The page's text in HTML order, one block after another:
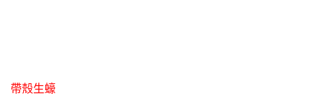
帶殼生蠔